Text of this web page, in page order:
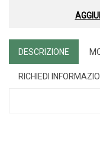
DESCRIZIONE
RICHIEDI